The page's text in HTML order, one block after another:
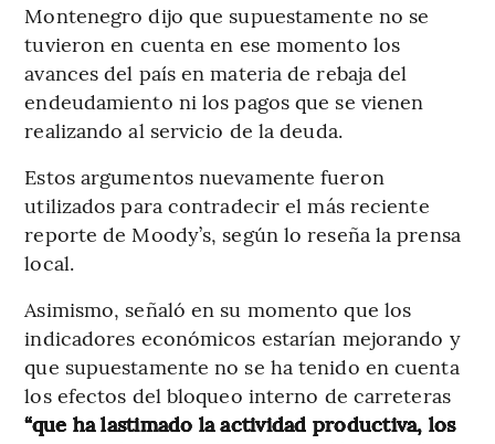
Montenegro dijo que supuestamente no se
tuvieron en cuenta en ese momento los
avances del país en materia de rebaja del
endeudamiento ni los pagos que se vienen
realizando al servicio de la deuda.
Estos argumentos nuevamente fueron
utilizados para contradecir el más reciente
reporte de Moody’s, según lo reseña la prensa
local.
Asimismo, señaló en su momento que los
indicadores económicos estarían mejorando y
que supuestamente no se ha tenido en cuenta
los efectos del bloqueo interno de carreteras
“que ha lastimado la actividad productiva, los